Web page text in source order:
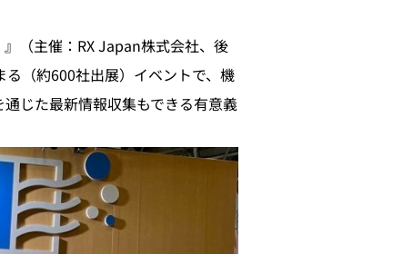
（主催：RX Japan株式会社、後
（約600社出展）イベントで、機
じた最新情報収集もできる有意義